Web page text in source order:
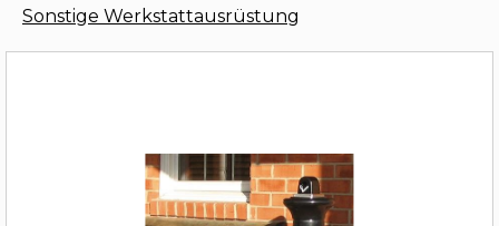
Sonstige Werkstattausrüstung